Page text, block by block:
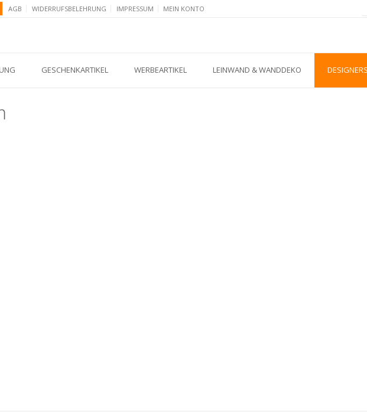
AGB WIDERRUFSBELEHRUNG IMPRESSUM MEIN KONTO
GESCHENKARTIKEL WERBEARTIKEL LEINWAND & WANDDEKO